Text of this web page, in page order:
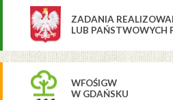
ZADANIA
LUB PAŃSTWOWYCH
WFOŚIGW
W GDAŃSKU